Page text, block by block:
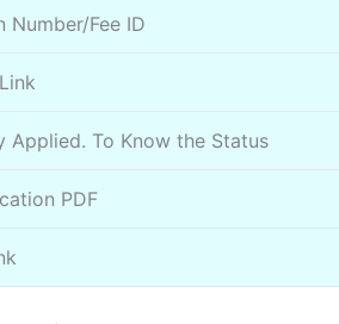
Number/Fee ID
Applied. To Know the Status
PDF